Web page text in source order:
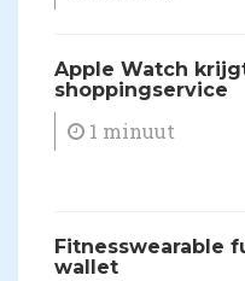
Apple Watch
shoppingservice
1 minuut
Fitnesswearable
wallet